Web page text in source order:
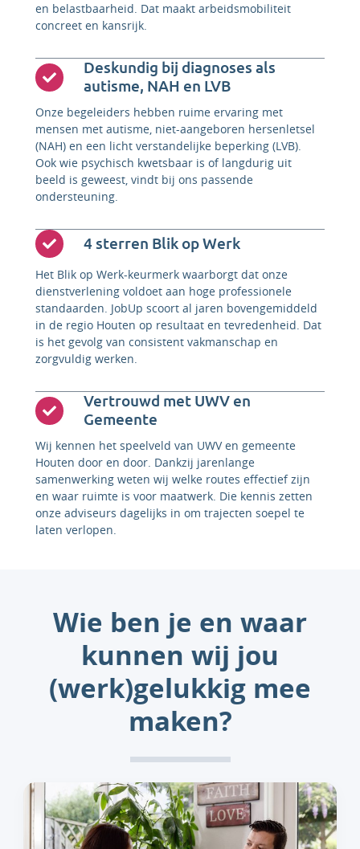
en belastbaarheid. Dat maakt arbeidsmobiliteit
concreet en kansrijk.
Deskundig bij diagnoses als
autisme, NAH en LVB
Onze begeleiders hebben ruime ervaring met
mensen met autisme, niet-aangeboren hersenletsel
(NAH) en een licht verstandelijke beperking (LVB).
Ook wie psychisch kwetsbaar is of langdurig uit
beeld is geweest, vindt bij ons passende
ondersteuning.
4 sterren Blik op Werk
Het Blik op Werk-keurmerk waarborgt dat onze
dienstverlening voldoet aan hoge professionele
standaarden. JobUp scoort al jaren bovengemiddeld
in de regio Houten op resultaat en tevredenheid. Dat
is het gevolg van consistent vakmanschap en
zorgvuldig werken.
Vertrouwd met UWV en
Gemeente
Wij kennen het speelveld van UWV en gemeente
Houten door en door. Dankzij jarenlange
samenwerking weten wij welke routes effectief zijn
en waar ruimte is voor maatwerk. Die kennis zetten
onze adviseurs dagelijks in om trajecten soepel te
laten verlopen.
Wie ben je en waar
kunnen wij jou
(werk)gelukkig mee
maken?